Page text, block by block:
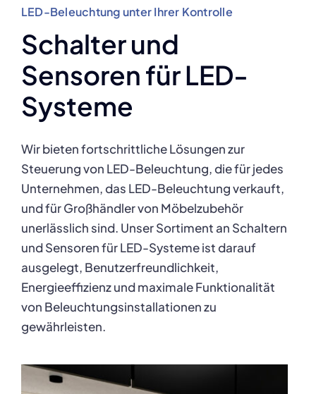
LED-Beleuchtung unter Ihrer Kontrolle
Schalter und
Sensoren für LED-
Systeme
Wir bieten fortschrittliche Lösungen zur
Steuerung von LED-Beleuchtung, die für jedes
Unternehmen, das LED-Beleuchtung verkauft,
und für Großhändler von Möbelzubehör
unerlässlich sind. Unser Sortiment an Schaltern
und Sensoren für LED-Systeme ist darauf
ausgelegt, Benutzerfreundlichkeit,
Energieeffizienz und maximale Funktionalität
von Beleuchtungsinstallationen zu
gewährleisten.